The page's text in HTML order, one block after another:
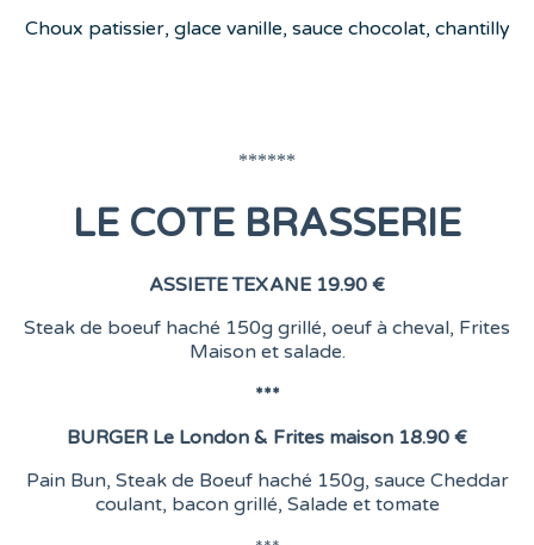
Choux patissier, glace vanille, sauce chocolat, chantilly
******
LE COTE BRASSERIE
ASSIETE TEXANE 19.90 €
Steak de boeuf haché 150g grillé, oeuf à cheval, Frites
Maison et salade.
***
BURGER Le London & Frites maison 18.90 €
Pain Bun, Steak de Boeuf haché 150g, sauce Cheddar
coulant, bacon grillé, Salade et tomate